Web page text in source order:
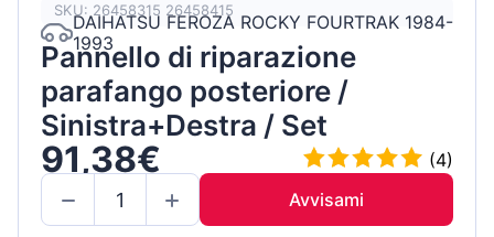
SKU: 26458315 26458415
DAIHATSU FEROZA ROCKY FOURTRAK 1984-
1993
Pannello di riparazione
parafango posteriore /
Sinistra+Destra / Set
91,38€
(4)
Avvisami